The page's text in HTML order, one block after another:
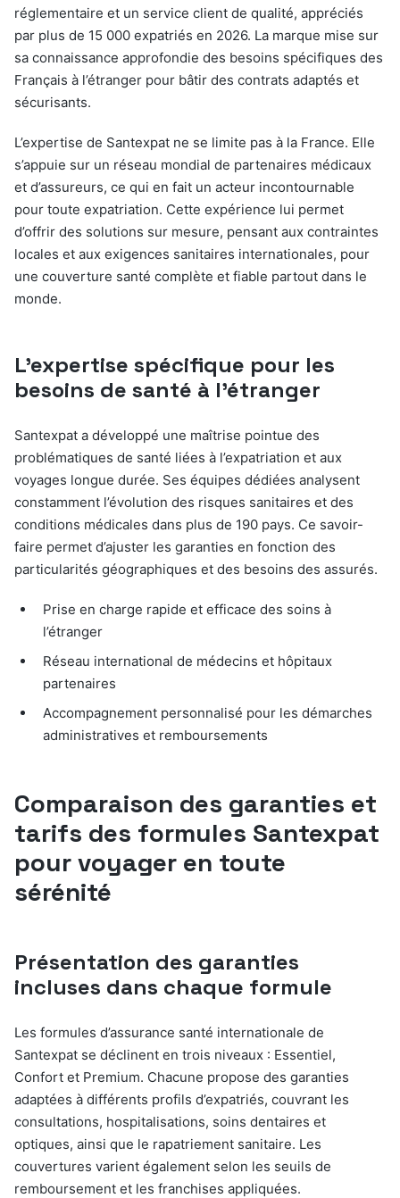
réglementaire et un service client de qualité, appréciés
par plus de 15 000 expatriés en 2026. La marque mise sur
sa connaissance approfondie des besoins spécifiques des
Français à l’étranger pour bâtir des contrats adaptés et
sécurisants.
L’expertise de Santexpat ne se limite pas à la France. Elle
s’appuie sur un réseau mondial de partenaires médicaux
et d’assureurs, ce qui en fait un acteur incontournable
pour toute expatriation. Cette expérience lui permet
d’offrir des solutions sur mesure, pensant aux contraintes
locales et aux exigences sanitaires internationales, pour
une couverture santé complète et fiable partout dans le
monde.
L’expertise spécifique pour les
besoins de santé à l’étranger
Santexpat a développé une maîtrise pointue des
problématiques de santé liées à l’expatriation et aux
voyages longue durée. Ses équipes dédiées analysent
constamment l’évolution des risques sanitaires et des
conditions médicales dans plus de 190 pays. Ce savoir-
faire permet d’ajuster les garanties en fonction des
particularités géographiques et des besoins des assurés.
Prise en charge rapide et efficace des soins à
l’étranger
Réseau international de médecins et hôpitaux
partenaires
Accompagnement personnalisé pour les démarches
administratives et remboursements
Comparaison des garanties et
tarifs des formules Santexpat
pour voyager en toute
sérénité
Présentation des garanties
incluses dans chaque formule
Les formules d’assurance santé internationale de
Santexpat se déclinent en trois niveaux : Essentiel,
Confort et Premium. Chacune propose des garanties
adaptées à différents profils d’expatriés, couvrant les
consultations, hospitalisations, soins dentaires et
optiques, ainsi que le rapatriement sanitaire. Les
couvertures varient également selon les seuils de
remboursement et les franchises appliquées.